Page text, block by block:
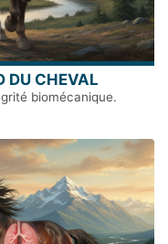
DU CHEVAL
biomécanique.